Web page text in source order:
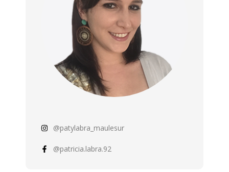
@patylabra_maulesur
@patricia.labra.92